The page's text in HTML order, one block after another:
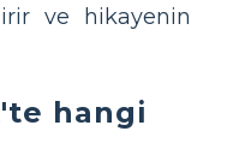
ve hikayenin
hangi